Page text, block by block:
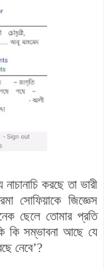
করছে তা ভারী
সোফিয়াকে জিজ্ঞেস
ছেলে তোমার প্রতি
কি সম্ভাবনা আছে যে
নেবে’?